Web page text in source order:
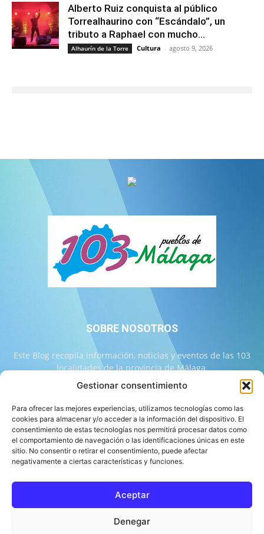
Gestionar consentimiento
Para ofrecer las mejores experiencias, utilizamos tecnologías como las
cookies para almacenar y/o acceder a la información del dispositivo. El
consentimiento de estas tecnologías nos permitirá procesar datos como
el comportamiento de navegación o las identificaciones únicas en este
sitio. No consentir o retirar el consentimiento, puede afectar
negativamente a ciertas características y funciones.
Aceptar
Denegar
Alberto Ruiz conquista al público
Torrealhaurino con “Escándalo”, un
tributo a Raphael con mucho...
Alhaurín de la Torre Cultura - agosto 9, 2026
SOBRE NOSOTROS
Este Blog recopila información, noticias y eventos de las 103
localidades de la provincia de Málaga.
Contáctanos: info@103malaga.com
SÍGUENOS
Equipo de 103 Málaga
Aviso Legal